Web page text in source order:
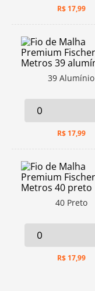
R$ 17,99
39 Alumínio
R$ 17,99
40 Preto
R$ 17,99